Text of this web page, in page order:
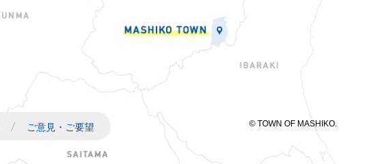
ご意見・ご要望 © TOWN OF MASHIKO.